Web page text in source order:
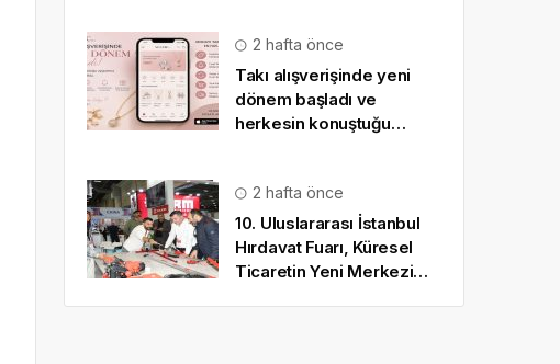
2 hafta önce
Takı alışverişinde yeni
dönem başladı ve
herkesin konuştuğu
2 hafta önce
10. Uluslararası İstanbul
Hırdavat Fuarı, Küresel
Ticaretin Yeni Merkezi